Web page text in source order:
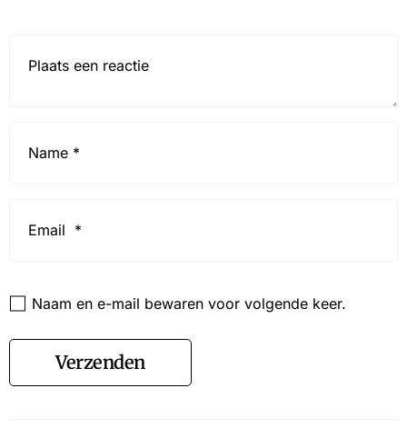
Naam en e-mail bewaren voor volgende keer.
Verzenden